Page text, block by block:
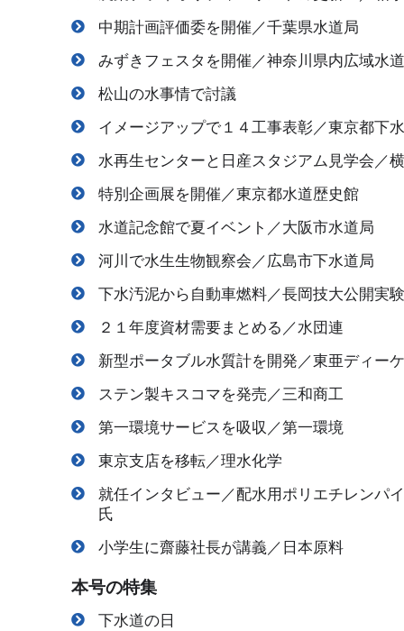
中期計画評価委を開催／千葉県水道局
みずきフェスタを開催／神奈川県内広域水
松山の水事情で討議
イメージアップで１４工事表彰／東京都下
水再生センターと日産スタジアム見学会／
特別企画展を開催／東京都水道歴史館
水道記念館で夏イベント／大阪市水道局
河川で水生生物観察会／広島市下水道局
下水汚泥から自動車燃料／長岡技大公開実験
２１年度資材需要まとめる／水団連
新型ポータブル水質計を開発／東亜ディー
ステン製キスコマを発売／三和商工
第一環境サービスを吸収／第一環境
東京支店を移転／理水化学
就任インタビュー／配水用ポリエチレン
氏
小学生に齋藤社長が講義／日本原料
本号の特集
下水道の日